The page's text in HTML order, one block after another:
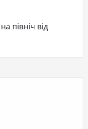
північ від